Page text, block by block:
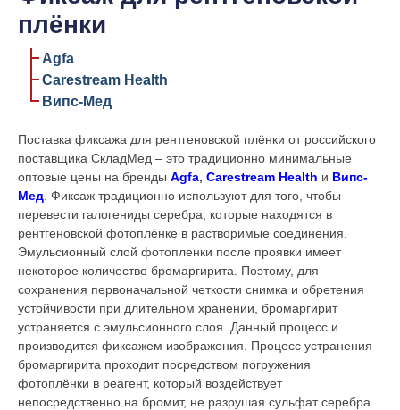
плёнки
Agfa
Carestream Health
Випс-Мед
Поставка фиксажа для рентгеновской плёнки от российского
поставщика СкладМед – это традиционно минимальные
оптовые цены на бренды Agfa, Carestream Health и Випс-
Мед . Фиксаж традиционно используют для того, чтобы
перевести галогениды серебра, которые находятся в
рентгеновской фотоплёнке в растворимые соединения.
Эмульсионный слой фотопленки после проявки имеет
некоторое количество бромаргирита. Поэтому, для
сохранения первоначальной четкости снимка и обретения
устойчивости при длительном хранении, бромаргирит
устраняется с эмульсионного слоя. Данный процесс и
производится фиксажем изображения. Процесс устранения
бромаргирита проходит посредством погружения
фотоплёнки в реагент, который воздействует
непосредственно на бромит, не разрушая сульфат серебра.